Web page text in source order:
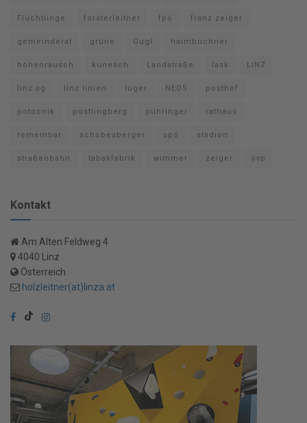
Flüchtlinge forsterleitner fpö franz zeiger
gemeinderat grüne Gugl haimbuchner
höhenrausch kunesch Landstraße lask LINZ
linz ag linz linien luger NEOS posthof
potocnik pöstlingberg pühringer rathaus
remembar schobesberger spö stadion
straßenbahn tabakfabrik wimmer zeiger övp
Kontakt
Am Alten Feldweg 4
4040 Linz
Österreich
holzleitner(at)linza.at